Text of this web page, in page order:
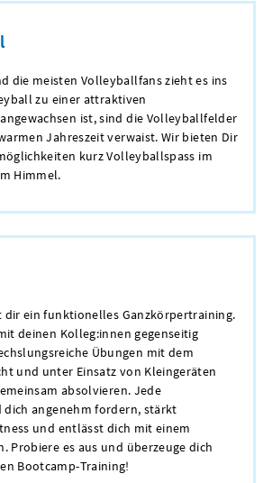
die meisten Volleyballfans zieht es ins
zu einer attraktiven
ist, sind die Volleyballfelder
Jahreszeit verwaist. Wir bieten Dir
kurz Volleyballspass im
Himmel.
dir ein funktionelles Ganzkörpertraining.
deinen Kolleg:innen gegenseitig
Übungen mit dem
und unter Einsatz von Kleingeräten
absolvieren. Jede
angenehm fordern, stärkt
und entlässt dich mit einem
Probiere es aus und überzeuge dich
Bootcamp-Training!